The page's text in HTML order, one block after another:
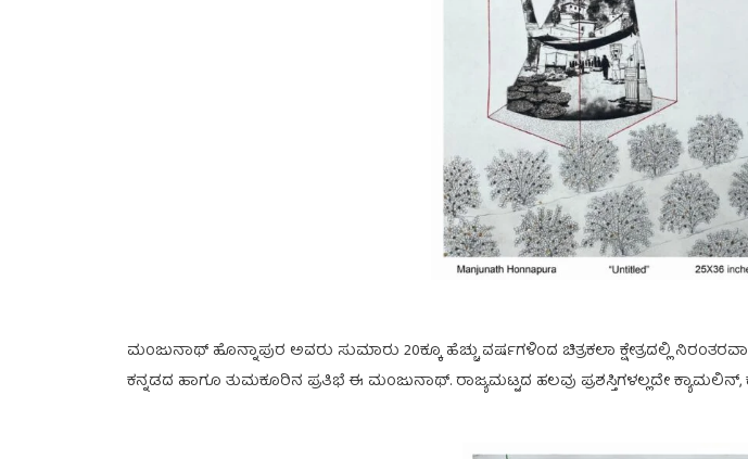
ಮಂಜುನಾಥ್ ಹೊನ್ನಾಪುರ ಅವರು ಸುಮಾರು 20ಕ್ಕೂ ಹೆಚ್ಚು ವರ್ಷಗಳಿಂದ ಚಿತ್ರಕಲಾ ಕ್ಷೇತ್ರದಲ್ಲಿ
ಕನ್ನಡದ ಹಾಗೂ ತುಮಕೂರಿನ ಪ್ರತಿಭೆ ಈ ಮಂಜುನಾಥ್. ರಾಜ್ಯಮಟ್ಟದ ಹಲವು ಪ್ರಶಸ್ತಿಗಳಲ್ಲದೇ